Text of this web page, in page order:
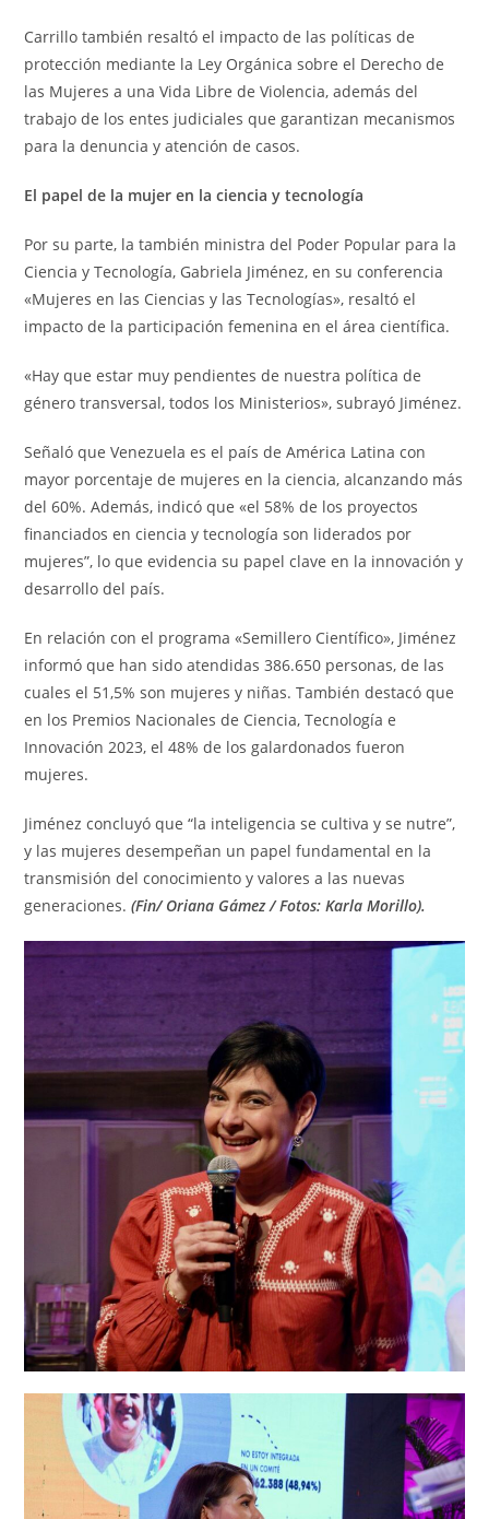
Carrillo también resaltó el impacto de las políticas de
protección mediante la Ley Orgánica sobre el Derecho de
las Mujeres a una Vida Libre de Violencia, además del
trabajo de los entes judiciales que garantizan mecanismos
para la denuncia y atención de casos.
El papel de la mujer en la ciencia y tecnología
Por su parte, la también ministra del Poder Popular para la
Ciencia y Tecnología, Gabriela Jiménez, en su conferencia
«Mujeres en las Ciencias y las Tecnologías», resaltó el
impacto de la participación femenina en el área científica.
«Hay que estar muy pendientes de nuestra política de
género transversal, todos los Ministerios», subrayó Jiménez.
Señaló que Venezuela es el país de América Latina con
mayor porcentaje de mujeres en la ciencia, alcanzando más
del 60%. Además, indicó que «el 58% de los proyectos
financiados en ciencia y tecnología son liderados por
mujeres”, lo que evidencia su papel clave en la innovación y
desarrollo del país.
En relación con el programa «Semillero Científico», Jiménez
informó que han sido atendidas 386.650 personas, de las
cuales el 51,5% son mujeres y niñas. También destacó que
en los Premios Nacionales de Ciencia, Tecnología e
Innovación 2023, el 48% de los galardonados fueron
mujeres.
Jiménez concluyó que “la inteligencia se cultiva y se nutre”,
y las mujeres desempeñan un papel fundamental en la
transmisión del conocimiento y valores a las nuevas
generaciones. (Fin/ Oriana Gámez / Fotos: Karla Morillo).